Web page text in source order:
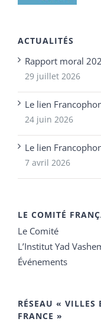
ACTUALITÉS
Rapport moral
29 juillet 2026
Le lien
24 juin 2026
Le lien
7 avril 2026
LE COMITÉ
Le Comité
L’Institut Yad
Événements
RÉSEAU « VILLES
FRANCE »